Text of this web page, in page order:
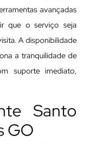
avançadas
que o serviço seja
A disponibilidade
a tranquilidade de
suporte imediato,
Santo
GO